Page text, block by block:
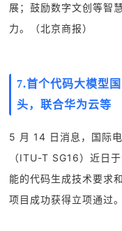
展；鼓励数字文创等智
力。（北京商报）
7.首个代码大模型
头，联合华为云等
5 月 14 日消息，国际
（ITU-T SG16）近日
能的代码生成技术要求
项目成功获得立项通过。